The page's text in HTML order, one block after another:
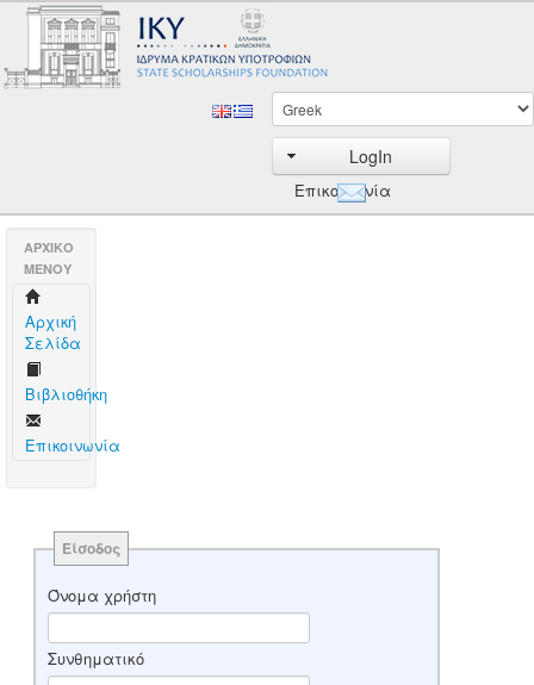
LogIn
Επικοινωνία
AΡΧΙΚΟ
ΜΕΝΟΥ
Aρχική
Σελίδα
Βιβλιοθήκη
Επικοινωνία
Είσοδος
Όνομα χρήστη
Συνθηματικό